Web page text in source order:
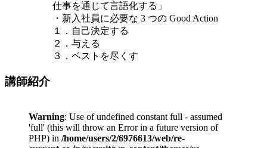
仕事を通じて言語化する」
・新入社員に必要な 3 つの Good Action
１．自己決定する
２．与える
３．ベストを尽くす
講師紹介
Warning: Use of undefined constant full - assumed
'full' (this will throw an Error in a future version of
PHP) in /home/users/2/6976613/web/re-